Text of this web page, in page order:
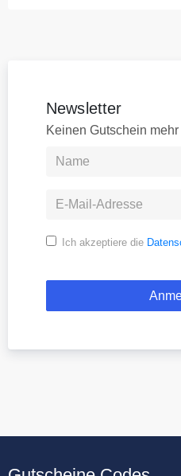
Newsletter
Keinen Gutschein
Ich akzeptiere die